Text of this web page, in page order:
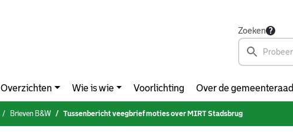
Zoeken
Overzichten Wie is wie Voorlichting Over de gemeenteraad
Brieven B&W Tussenbericht veegbrief moties over MIRT Stadsbrug